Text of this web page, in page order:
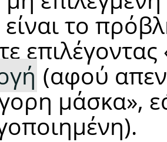
το
επιλέγοντας
(αφού
μάσκα»,